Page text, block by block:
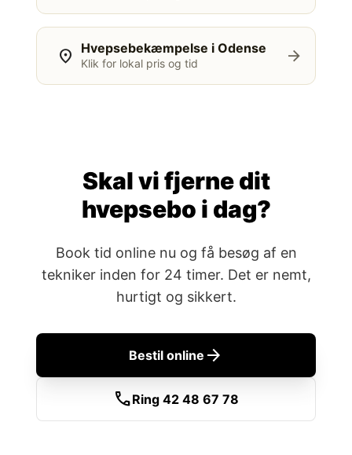
location_on Hvepsebekæmpelse i Odense
Klik for lokal pris og tid arrow_forward
Skal vi fjerne dit
hvepsebo i dag?
Book tid online nu og få besøg af en
tekniker inden for 24 timer. Det er nemt,
hurtigt og sikkert.
Bestil online arrow_forward
callRing 42 48 67 78